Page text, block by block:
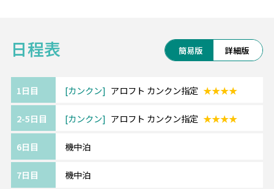
アクセス：空港から車で約25分
日程表 簡易版 詳細版
1日目 カンクン アロフト カンクン指定 ★★★★
2-5日目 カンクン アロフト カンクン指定 ★★★★
6日目 機中泊
7日目 機中泊